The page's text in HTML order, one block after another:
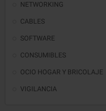
NETWORKING
CABLES
SOFTWARE
CONSUMIBLES
OCIO HOGAR Y BRICOLAJE
VIGILANCIA